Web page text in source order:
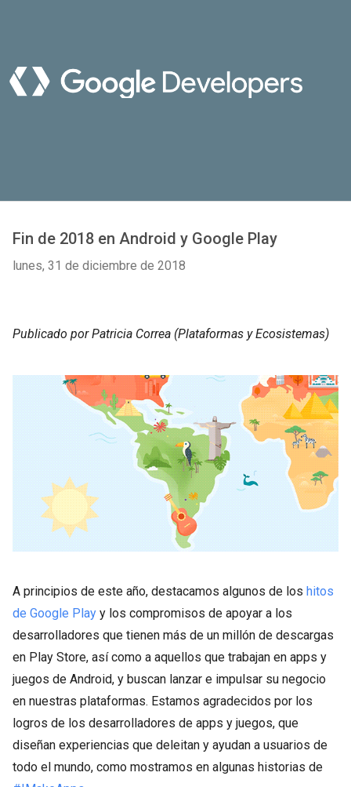
Fin de 2018 en Android y Google Play
lunes, 31 de diciembre de 2018
Publicado por Patricia Correa (Plataformas y Ecosistemas)
A principios de este año, destacamos algunos de los hitos
de Google Play y los compromisos de apoyar a los
desarrolladores que tienen más de un millón de descargas
en Play Store, así como a aquellos que trabajan en apps y
juegos de Android, y buscan lanzar e impulsar su negocio
en nuestras plataformas. Estamos agradecidos por los
logros de los desarrolladores de apps y juegos, que
diseñan experiencias que deleitan y ayudan a usuarios de
todo el mundo, como mostramos en algunas historias de